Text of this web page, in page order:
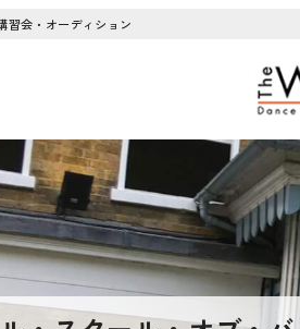
習会・オーディション